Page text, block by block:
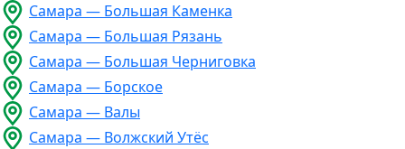
Самара — Большая Каменка
Самара — Большая Рязань
Самара — Большая Черниговка
Самара — Борское
Самара — Валы
Самара — Волжский Утёс